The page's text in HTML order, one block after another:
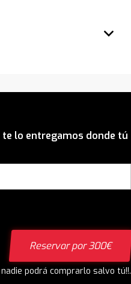
te lo entregamos donde tú
Reservar por 300€
podrá comprarlo salvo tú!!.